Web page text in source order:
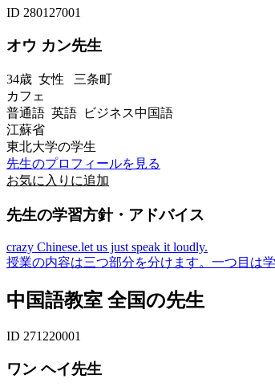
ID 280127001
オウ カン先生
34歳 女性 三条町
カフェ
普通語 英語 ビジネス中国語
江蘇省
東北大学の学生
先生のプロフィールを見る
お気に入りに追加
先生の学習方針・アドバイス
crazy Chinese.let us just speak it loudly.
授業の内容は三つ部分を分けます。一つ目は
中国語教室 全国の先生
ID 271220001
ワン ヘイ先生